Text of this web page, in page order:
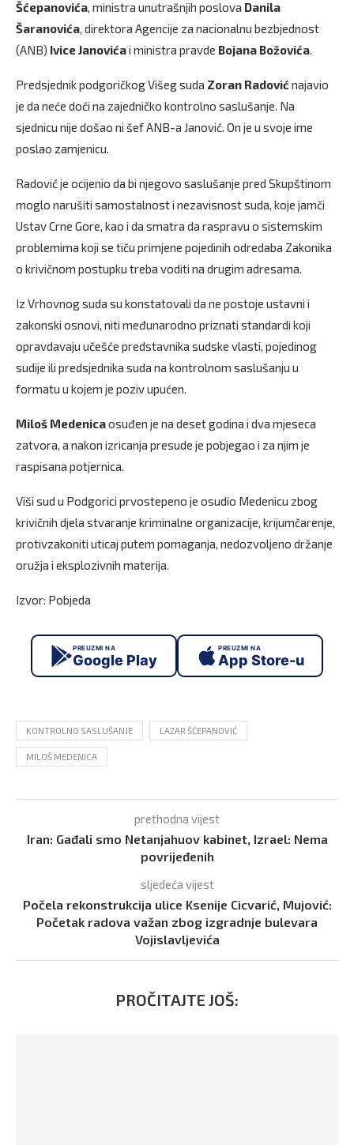
Šćepanovića, ministra unutrašnjih poslova Danila
Šaranovića, direktora Agencije za nacionalnu bezbjednost
(ANB) Ivice Janovićai ministra pravde Bojana Božovića.
Predsjednik podgoričkog Višeg suda Zoran Radović najavio
je da neće doći na zajedničko kontrolno saslušanje. Na
sjednicu nije došao ni šef ANB-a Janović. On je u svoje ime
poslao zamjenicu.
Radović je ocijenio da bi njegovo saslušanje pred Skupštinom
moglo narušiti samostalnost i nezavisnost suda, koje jamči
Ustav Crne Gore, kao i da smatra da raspravu o sistemskim
problemima koji se tiču primjene pojedinih odredaba Zakonika
o krivičnom postupku treba voditi na drugim adresama.
Iz Vrhovnog suda su konstatovali da ne postoje ustavni i
zakonski osnovi, niti međunarodno priznati standardi koji
opravdavaju učešće predstavnika sudske vlasti, pojedinog
sudije ili predsjednika suda na kontrolnom saslušanju u
formatu u kojem je poziv upućen.
Miloš Medenicaosuđen je na deset godina i dva mjeseca
zatvora, a nakon izricanja presude je pobjegao i za njim je
raspisana potjernica.
Viši sud u Podgorici prvostepeno je osudio Medenicu zbog
krivičnih djela stvaranje kriminalne organizacije, krijumčarenje,
protivzakoniti uticaj putem pomaganja, nedozvoljeno držanje
oružja i eksplozivnih materija.
Izvor: Pobjeda
PREUZMI NA
Google Play
PREUZMI NA
App Store-u
KONTROLNO SASLUŠANJE LAZAR ŠĆEPANOVIĆ
MILOŠ MEDENICA
prethodna vijest
Iran: Gađali smo Netanjahuov kabinet, Izrael: Nema
povrijeđenih
sljedeća vijest
Počela rekonstrukcija ulice Ksenije Cicvarić, Mujović:
Početak radova važan zbog izgradnje bulevara
Vojislavljevića
PROČITAJTE JOŠ: